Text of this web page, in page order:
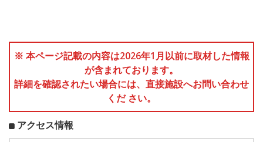
※ 本ページ記載の内容は2026年1月以前に取材した情報
が含まれております。
詳細を確認されたい場合には、直接施設へお問い合わせ
くだ さい。
アクセス情報